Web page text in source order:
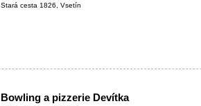
Stará cesta 1826, Vsetín
Bowling a pizzerie Devítka